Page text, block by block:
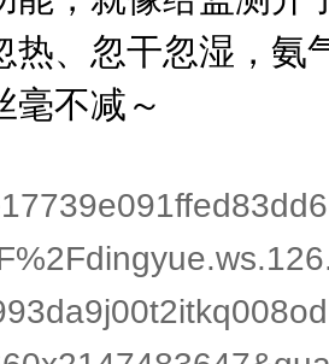
热、忽干忽湿，氨
毫不减～